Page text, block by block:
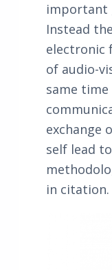
important
Instead
electronic
of audio-
same
exchange
self lead
in citation.